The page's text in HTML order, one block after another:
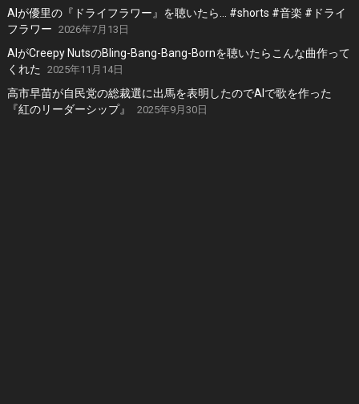
AIが優里の『ドライフラワー』を聴いたら… #shorts #音楽 #ドライ
フラワー 2026年7月13日
AIがCreepy NutsのBling-Bang-Bang-Bornを聴いたらこんな曲作って
くれた
2025年11月14日
高市早苗が自民党の総裁選に出馬を表明したのでAIで歌を作った
『紅のリーダーシップ』
2025年9月30日